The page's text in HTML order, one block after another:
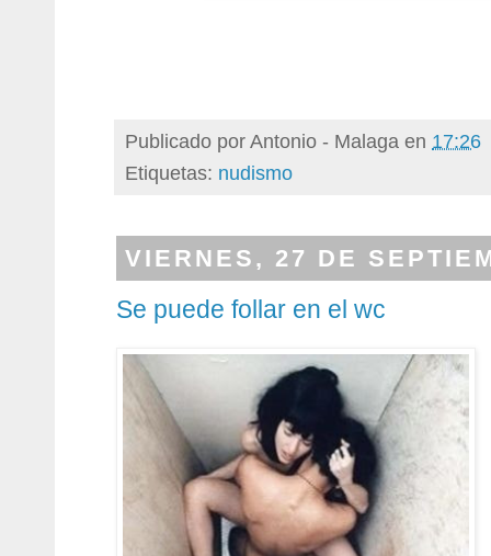
Publicado porAntonio - Malaga en 17:26
Etiquetas: nudismo
VIERNES, 27 DE
Se puede follar en el wc